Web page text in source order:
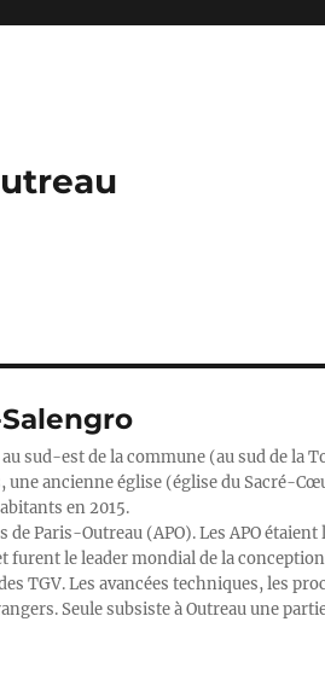
sud-est de la commune (au sud de la
une ancienne église (église du Sacré-
en 2015.
de Paris-Outreau (APO). Les APO
furent le leader mondial de la
TGV. Les avancées techniques, les
Seule subsiste à Outreau une